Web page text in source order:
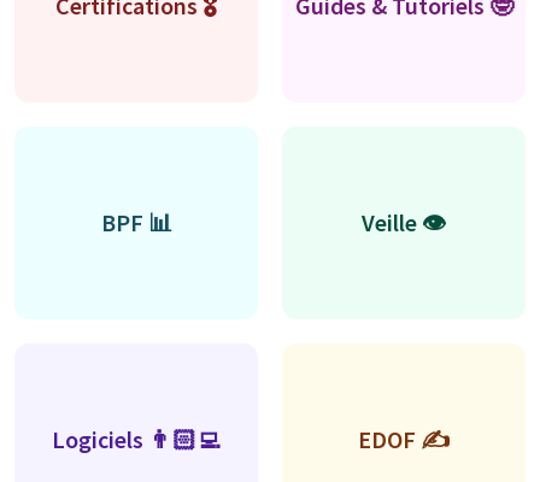
BPF 📊 Veille 👁
Logiciels 👨🏻‍💻 EDOF ✍️